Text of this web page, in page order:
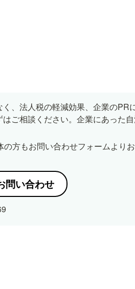
、法人税の軽減効果、企業のPR
ご相談ください。企業にあった
方もお問い合わせフォームより
問い合わせ